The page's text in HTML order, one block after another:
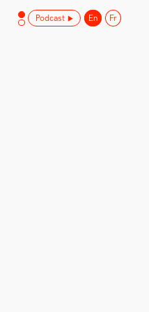
Podcast En Fr